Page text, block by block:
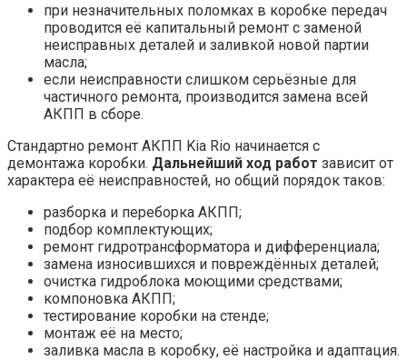
при незначительных поломках в коробке передач
проводится её капитальный ремонт с заменой
неисправных деталей и заливкой новой партии
масла;
если неисправности слишком серьёзные для
частичного ремонта, производится замена всей
АКПП в сборе.
Стандартно ремонт АКПП Kia Rio начинается с
демонтажа коробки. Дальнейший ход работ зависит от
характера её неисправностей, но общий порядок таков:
разборка и переборка АКПП;
подбор комплектующих;
ремонт гидротрансформатора и дифференциала;
замена износившихся и повреждённых деталей;
очистка гидроблока моющими средствами;
компоновка АКПП;
тестирование коробки на стенде;
монтаж её на место;
заливка масла в коробку, её настройка и адаптация.